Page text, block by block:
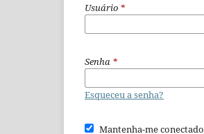
Usuário *
Senha *
Esqueceu a senha?
Mantenha-me conectado